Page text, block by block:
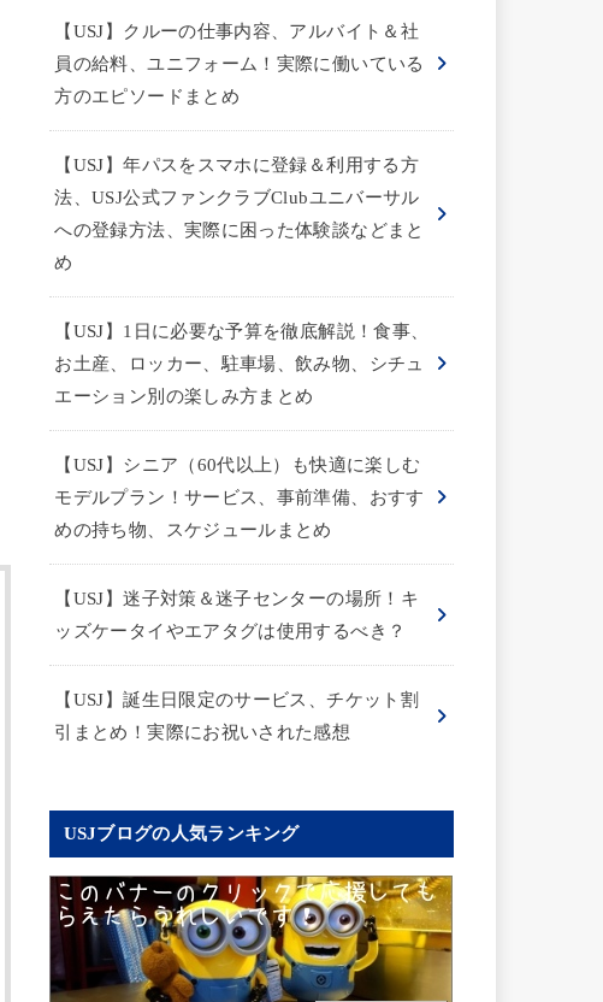
【USJ】クルーの仕事内容、アルバイト＆社
員の給料、ユニフォーム！実際に働いている
方のエピソードまとめ
【USJ】年パスをスマホに登録＆利用する方
法、USJ公式ファンクラブClubユニバーサル
への登録方法、実際に困った体験談などまと
め
【USJ】1日に必要な予算を徹底解説！食事、
お土産、ロッカー、駐車場、飲み物、シチュ
エーション別の楽しみ方まとめ
【USJ】シニア（60代以上）も快適に楽しむ
モデルプラン！サービス、事前準備、おすす
めの持ち物、スケジュールまとめ
【USJ】迷子対策＆迷子センターの場所！キ
ッズケータイやエアタグは使用するべき？
【USJ】誕生日限定のサービス、チケット割
引まとめ！実際にお祝いされた感想
USJブログの人気ランキング